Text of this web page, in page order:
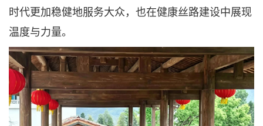
时代更加稳健地服务大众，也在健康丝路建设中展现
温度与力量。